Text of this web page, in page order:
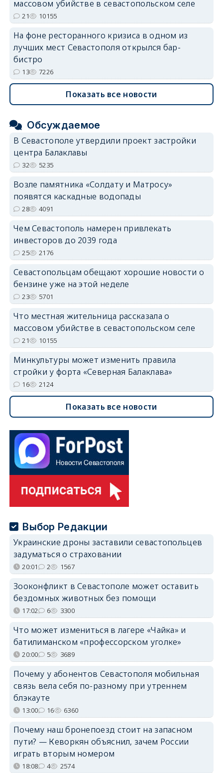
массовом убийстве в севастопольском селе
21 10155
На фоне ресторанного кризиса в одном из
лучших мест Севастополя открылся бар-
бистро
13 7226
Показать все новости
Обсуждаемое
В Севастополе утвердили проект застройки
центра Балаклавы
32 5235
Возле памятника «Солдату и Матросу»
появятся каскадные водопады
28 4091
Чем Севастополь намерен привлекать
инвесторов до 2039 года
25 2176
Севастопольцам обещают хорошие новости о
бензине уже на этой неделе
23 5701
Что местная жительница рассказала о
массовом убийстве в севастопольском селе
21 10155
Минкультуры может изменить правила
стройки у форта «Северная Балаклава»
16 2124
Показать все новости
Выбор Редакции
Украинские дроны заставили севастопольцев
задуматься о страховании
20:01 2 1567
Зооконфликт в Севастополе может оставить
бездомных животных без помощи
17:02 6 3300
Что может измениться в лагере «Чайка» и
батилиманском «профессорском уголке»
20:00 5 3689
Почему у абонентов Севастополя мобильная
связь вела себя по-разному при утреннем
блэкауте
13:00 16 6360
Почему наш бронепоезд стоит на запасном
пути? — Кеворкян объяснил, зачем России
играть вторым номером
18:08 4 2574